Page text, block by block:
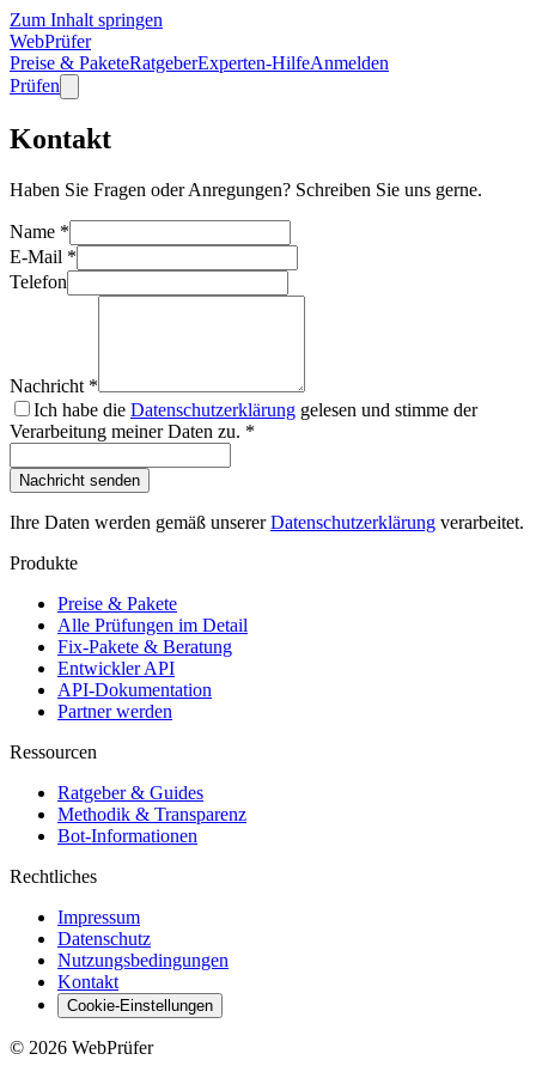
Zum Inhalt springen
WebPrüfer
Preise & PaketeRatgeberExperten-HilfeAnmelden
Prüfen
Kontakt
Haben Sie Fragen oder Anregungen? Schreiben Sie uns gerne.
Name *
E-Mail *
Telefon
Nachricht *
Ich habe die Datenschutzerklärung gelesen und stimme der
Verarbeitung meiner Daten zu. *
Nachricht senden
Ihre Daten werden gemäß unserer Datenschutzerklärung verarbeitet.
Produkte
Preise & Pakete
Alle Prüfungen im Detail
Fix-Pakete & Beratung
Entwickler API
API-Dokumentation
Partner werden
Ressourcen
Ratgeber & Guides
Methodik & Transparenz
Bot-Informationen
Rechtliches
Impressum
Datenschutz
Nutzungsbedingungen
Kontakt
Cookie-Einstellungen
© 2026 WebPrüfer